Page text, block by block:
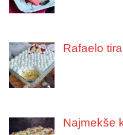
Rafaelo
Najmekše